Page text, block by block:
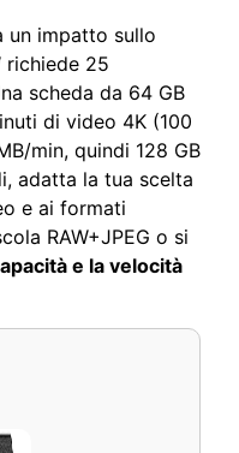
un impatto sullo
richiede 25
scheda da 64 GB
di video 4K (100
min, quindi 128 GB
adatta la tua scelta
e ai formati
RAW+JPEG o si
e la velocità